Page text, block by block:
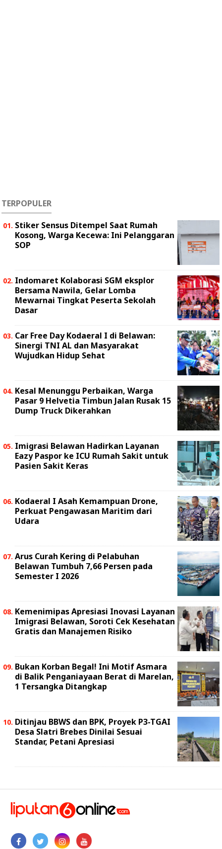
TERPOPULER
Stiker Sensus Ditempel Saat Rumah
Kosong, Warga Kecewa: Ini Pelanggaran
SOP
Indomaret Kolaborasi SGM eksplor
Bersama Nawila, Gelar Lomba
Mewarnai Tingkat Peserta Sekolah
Dasar
Car Free Day Kodaeral I di Belawan:
Sinergi TNI AL dan Masyarakat
Wujudkan Hidup Sehat
Kesal Menunggu Perbaikan, Warga
Pasar 9 Helvetia Timbun Jalan Rusak 15
Dump Truck Dikerahkan
Imigrasi Belawan Hadirkan Layanan
Eazy Paspor ke ICU Rumah Sakit untuk
Pasien Sakit Keras
Kodaeral I Asah Kemampuan Drone,
Perkuat Pengawasan Maritim dari
Udara
Arus Curah Kering di Pelabuhan
Belawan Tumbuh 7,66 Persen pada
Semester I 2026
Kemenimipas Apresiasi Inovasi Layanan
Imigrasi Belawan, Soroti Cek Kesehatan
Gratis dan Manajemen Risiko
Bukan Korban Begal! Ini Motif Asmara
di Balik Penganiayaan Berat di Marelan,
1 Tersangka Ditangkap
Ditinjau BBWS dan BPK, Proyek P3-TGAI
Desa Slatri Brebes Dinilai Sesuai
Standar, Petani Apresiasi